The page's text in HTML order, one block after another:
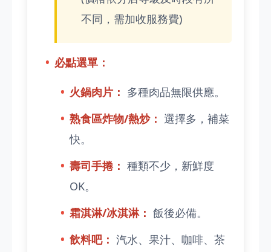
不同，需加收服務費)
必點選單：
火鍋肉片： 多種肉品無限供應。
熟食區炸物/熱炒： 選擇多，補菜
快。
壽司手捲： 種類不少，新鮮度
OK。
霜淇淋/冰淇淋： 飯後必備。
飲料吧： 汽水、果汁、咖啡、茶